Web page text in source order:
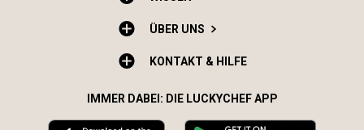
ÜBER UNS
KONTAKT & HILFE
IMMER DABEI: DIE LUCKYCHEF APP